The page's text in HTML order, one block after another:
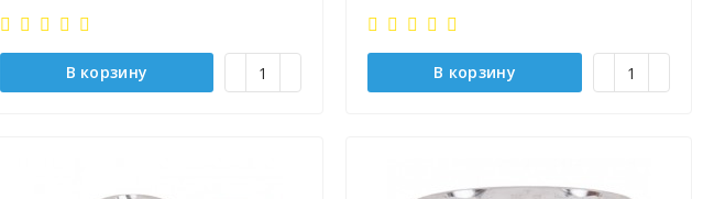
В корзину В корзину